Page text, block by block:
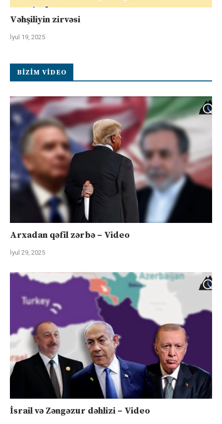
Vəhşiliyin zirvəsi
İyul 19, 2025
BIZIM VIDEO
Arxadan qəfil zərbə – Video
İyul 29, 2025
İsrail və Zəngəzur dəhlizi – Video